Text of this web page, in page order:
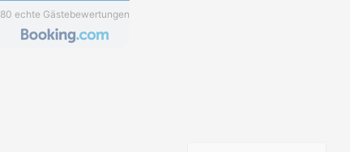
80 echte Gästebewertungen